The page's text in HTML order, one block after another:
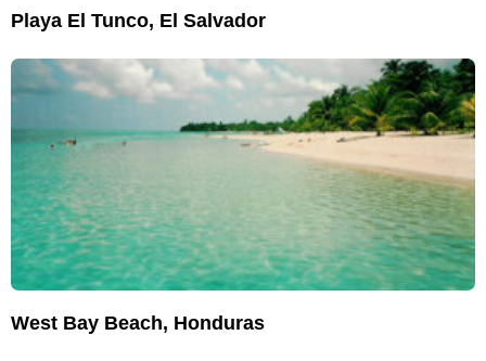
Playa El Tunco, El Salvador
West Bay Beach, Honduras